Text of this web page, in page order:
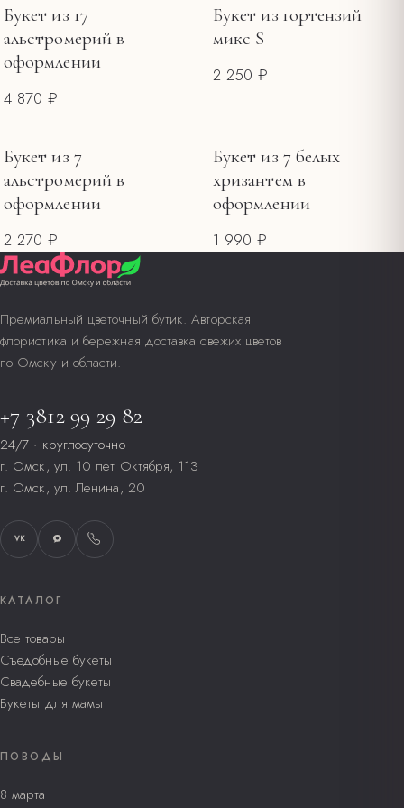
Меняйте воду каждые 1–2 дня, обновляйте срез.
Букет из 17
альстромерий в
оформлении
4 870 ₽
Букет из гортензий
микс S
2 250 ₽
Букет из 7
альстромерий в
оформлении
2 270 ₽
Букет из 7 белых
хризантем в
оформлении
1 990 ₽
Премиальный цветочный бутик. Авторская
флористика и бережная доставка свежих цветов
по Омску и области.
+7 3812 99 29 82
24/7 · круглосуточно
г. Омск, ул. 10 лет Октября, 113
г. Омск, ул. Ленина, 20
VK
КАТАЛОГ
Все товары
Съедобные букеты
Свадебные букеты
Букеты для мамы
ПОВОДЫ
8 марта